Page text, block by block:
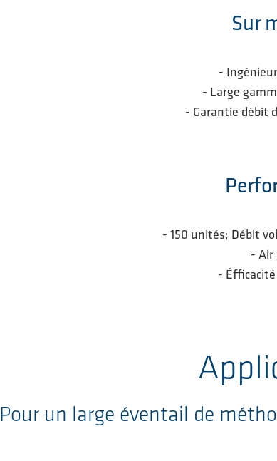
Sur
-
- Large
- Garantie débit
- 150 unités; Débit
- Air
-
Pour un large éventail de